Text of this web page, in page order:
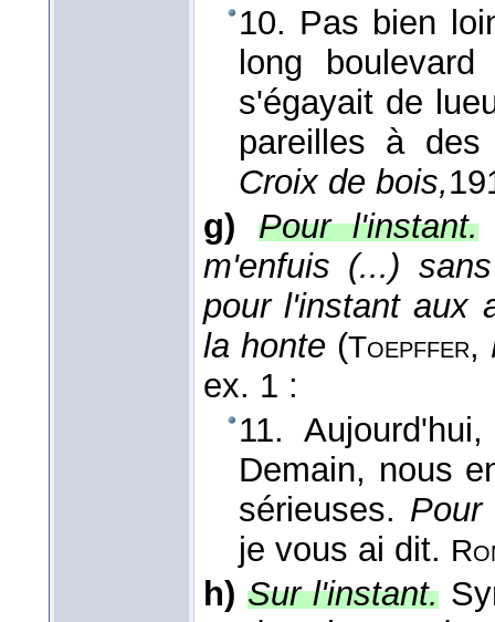
10. Pas bien
long
s'égayait de
pareilles à
Croix de bois,
g)
Pour l'instant.
m'enfuis (...)
pour l'instant aux
la honte (Toepffer,
ex. 1 :
11.
Demain, nous
sérieuses. Pour
je vous ai dit.
h) Sur l'instant.